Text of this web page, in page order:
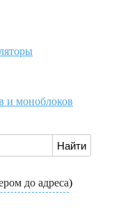
и моноблоков
до адреса)